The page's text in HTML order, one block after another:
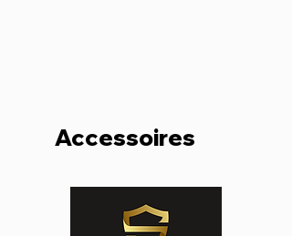
Accessoires